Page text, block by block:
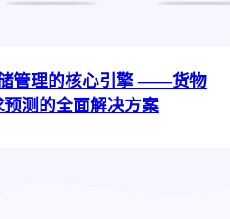
管理的核心引擎 ——货物
测的全面解决方案